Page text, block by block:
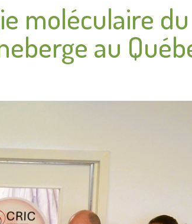
moléculaire du
au